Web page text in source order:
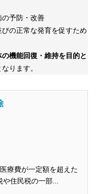
の予防・改善
の正常な発育を促すため
機能回復・維持を目的と
ります。
療費が一定額を超えた
住民税の一部...